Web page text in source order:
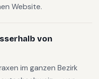
Website.
von
im ganzen Bezirk